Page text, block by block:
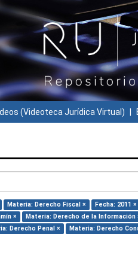
(Videoteca Jurídica Virtual)
Materia: Derecho Fiscal × Fecha: 2011 ×
× Materia: Derecho de la Información
Derecho Penal × Materia: Derecho